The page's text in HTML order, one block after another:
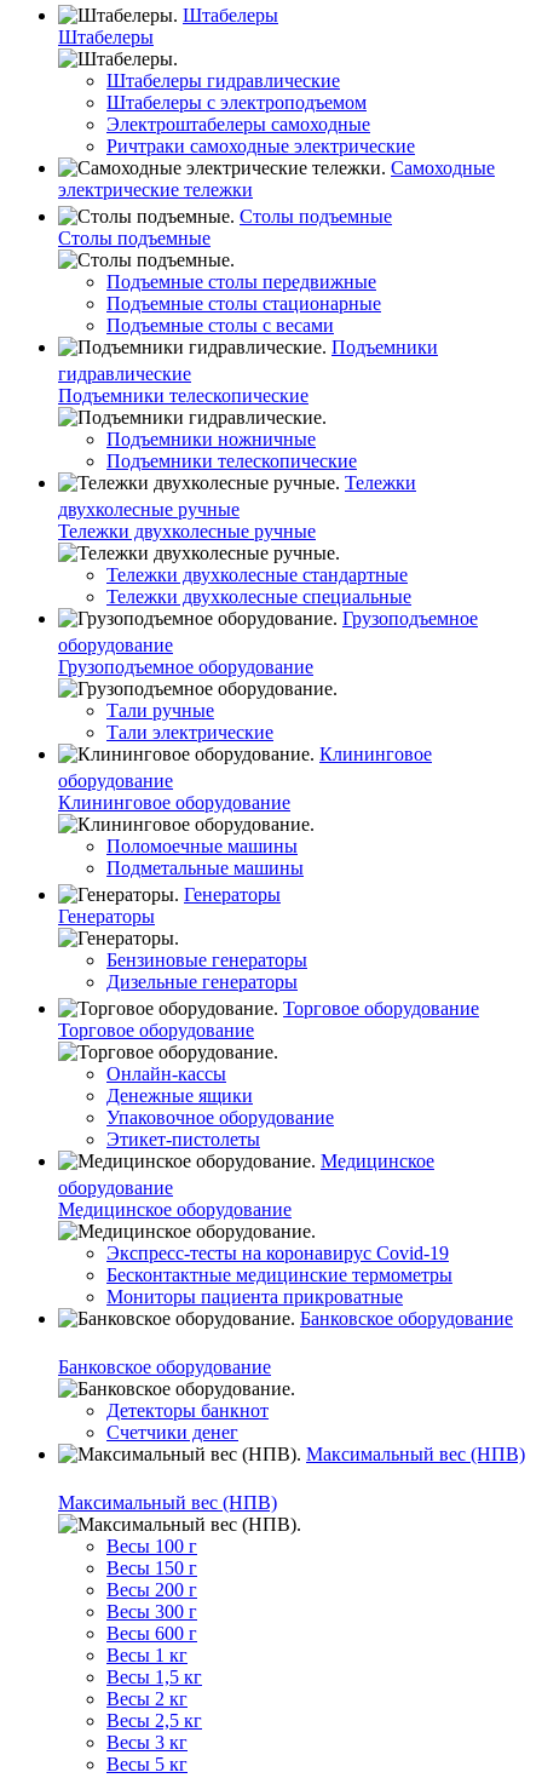
Штабелеры
Штабелеры
Штабелеры гидравлические
Штабелеры с электроподъемом
Электроштабелеры самоходные
Ричтраки самоходные электрические
Самоходные
электрические тележки
Столы подъемные
Столы подъемные
Подъемные столы передвижные
Подъемные столы стационарные
Подъемные столы с весами
Подъемники
гидравлические
Подъемники телескопические
Подъемники ножничные
Подъемники телескопические
Тележки
двухколесные ручные
Тележки двухколесные ручные
Тележки двухколесные стандартные
Тележки двухколесные специальные
Грузоподъемное
оборудование
Грузоподъемное оборудование
Тали ручные
Тали электрические
Клининговое
оборудование
Клининговое оборудование
Поломоечные машины
Подметальные машины
Генераторы
Генераторы
Бензиновые генераторы
Дизельные генераторы
Торговое оборудование
Торговое оборудование
Онлайн-кассы
Денежные ящики
Упаковочное оборудование
Этикет-пистолеты
Медицинское
оборудование
Медицинское оборудование
Экспресс-тесты на коронавирус Covid-19
Бесконтактные медицинские термометры
Мониторы пациента прикроватные
Банковское оборудование
Банковское оборудование
Детекторы банкнот
Счетчики денег
Максимальный вес (НПВ)
Максимальный вес (НПВ)
Весы 100 г
Весы 150 г
Весы 200 г
Весы 300 г
Весы 600 г
Весы 1 кг
Весы 1,5 кг
Весы 2 кг
Весы 2,5 кг
Весы 3 кг
Весы 5 кг